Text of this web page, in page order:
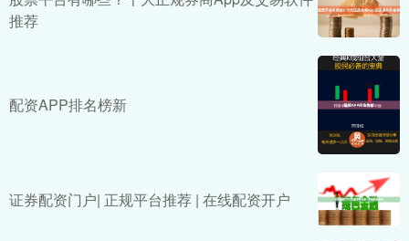
推荐
配资APP排名榜新
证券配资门户| 正规平台推荐 | 在线配资开户